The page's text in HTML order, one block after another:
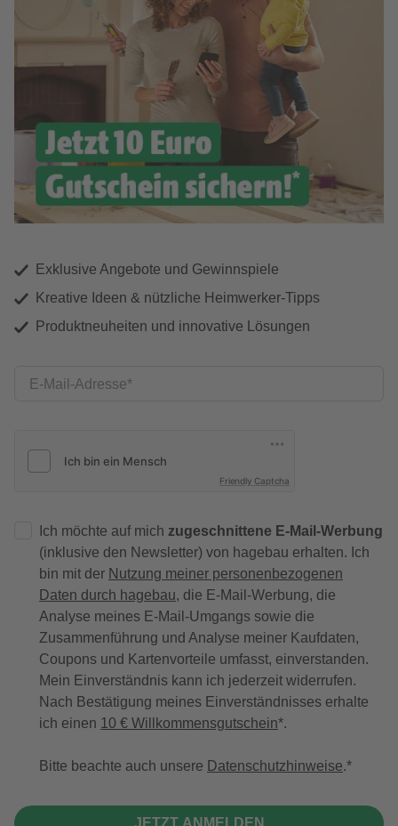
Exklusive Angebote und Gewinnspiele
Kreative Ideen & nützliche Heimwerker-Tipps
Produktneuheiten und innovative Lösungen
E-Mail-Adresse
Friendly Captcha
Ich möchte auf mich zugeschnittene E-Mail-Werbung
(inklusive den Newsletter) von hagebau erhalten. Ich
bin mit der Nutzung meiner personenbezogenen
Daten durch hagebau, die E-Mail-Werbung, die
Analyse meines E-Mail-Umgangs sowie die
Zusammenführung und Analyse meiner Kaufdaten,
Coupons und Kartenvorteile umfasst, einverstanden.
Mein Einverständnis kann ich jederzeit widerrufen.
Nach Bestätigung meines Einverständnisses erhalte
ich einen 10 € Willkommensgutschein*.
Bitte beachte auch unsere Datenschutzhinweise.